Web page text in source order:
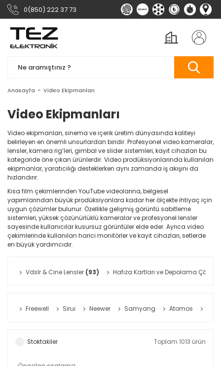
0(850) 222 37 73
Anasayfa Video Ekipmanları
Video Ekipmanları
Video ekipmanları, sinema ve içerik üretim dünyasında kaliteyi
belirleyen en önemli unsurlardan biridir. Profesyonel video kameralar,
lensler, kamera rig’leri, gimbal ve slider sistemleri, kayıt cihazları bu
kategoride öne çıkan ürünlerdir. Video prodüksiyonlarında kullanılan
ekipmanlar, yaratıcılığı desteklerken aynı zamanda iş akışını da
hızlandırır.
Kısa film çekimlerinden YouTube videolarına, belgesel
yapımlarından büyük prodüksiyonlara kadar her ölçekte ihtiyaç için
uygun çözümler bulunur. Özellikle gelişmiş görüntü sabitleme
sistemleri, yüksek çözünürlüklü kameralar ve profesyonel lensler
sayesinde kullanıcılar kusursuz görüntüler elde eder. Ayrıca video
çekimlerinde kullanılan harici monitörler ve kayıt cihazları, setlerde
en büyük yardımcıdır.
Vdslr & Cine Lensler (93) Hafıza Kartları ve Depolama
Freewell Sirui Neewer Samyang Atomos
Stoktakiler Toplam 1013 ürün